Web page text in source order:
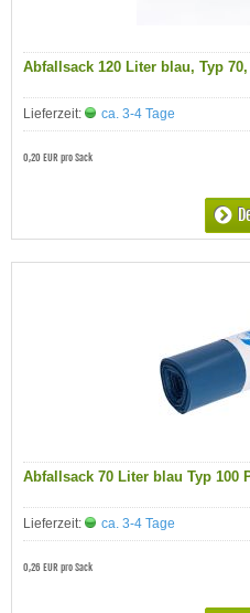
Abfallsack 120 Liter blau, Typ
Lieferzeit: ca. 3-4 Tage
0,20 EUR pro Sack
Abfallsack 70 Liter blau Typ 100
Lieferzeit: ca. 3-4 Tage
0,26 EUR pro Sack